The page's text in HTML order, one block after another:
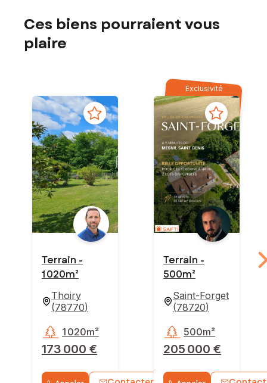
Ces biens pourraient vous
plaire
Terrain -
1 020m²
Thoiry
(78770)
173 000 €
1 020m²
Exclusivité
Terrain -
500m²
Saint-Forget
(78720)
205 000 €
500m²